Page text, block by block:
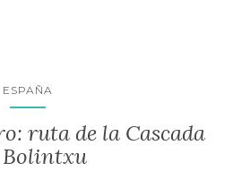
ESPAÑA
ruta de la Cascada
Bolintxu